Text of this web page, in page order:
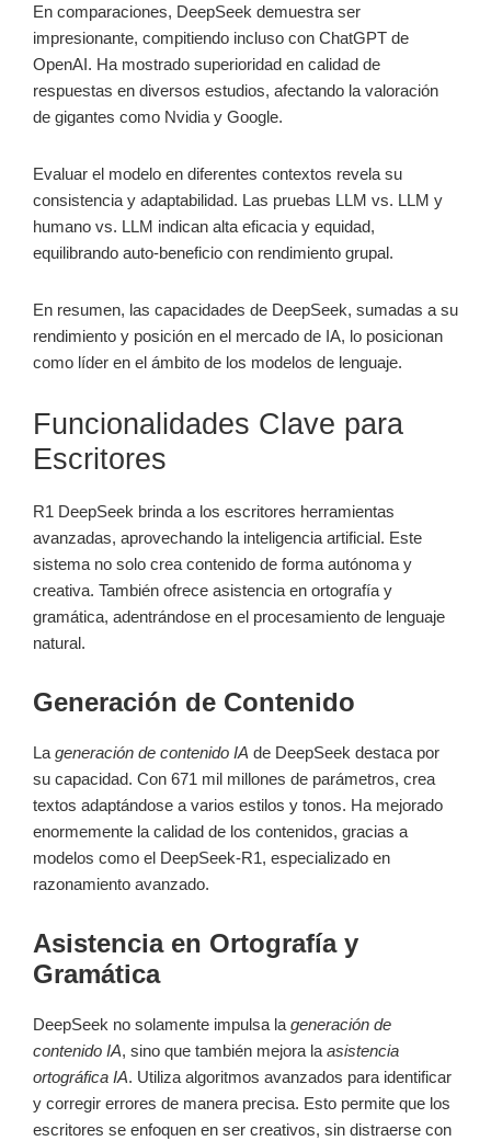
En comparaciones, DeepSeek demuestra ser
impresionante, compitiendo incluso con ChatGPT de
OpenAI. Ha mostrado superioridad en calidad de
respuestas en diversos estudios, afectando la valoración
de gigantes como Nvidia y Google.
Evaluar el modelo en diferentes contextos revela su
consistencia y adaptabilidad. Las pruebas LLM vs. LLM y
humano vs. LLM indican alta eficacia y equidad,
equilibrando auto-beneficio con rendimiento grupal.
En resumen, las capacidades de DeepSeek, sumadas a su
rendimiento y posición en el mercado de IA, lo posicionan
como líder en el ámbito de los modelos de lenguaje.
Funcionalidades Clave para
Escritores
R1 DeepSeek brinda a los escritores herramientas
avanzadas, aprovechando la inteligencia artificial. Este
sistema no solo crea contenido de forma autónoma y
creativa. También ofrece asistencia en ortografía y
gramática, adentrándose en el procesamiento de lenguaje
natural.
Generación de Contenido
La generación de contenido IA de DeepSeek destaca por
su capacidad. Con 671 mil millones de parámetros, crea
textos adaptándose a varios estilos y tonos. Ha mejorado
enormemente la calidad de los contenidos, gracias a
modelos como el DeepSeek-R1, especializado en
razonamiento avanzado.
Asistencia en Ortografía y
Gramática
DeepSeek no solamente impulsa la generación de
contenido IA, sino que también mejora la asistencia
ortográfica IA. Utiliza algoritmos avanzados para identificar
y corregir errores de manera precisa. Esto permite que los
escritores se enfoquen en ser creativos, sin distraerse con